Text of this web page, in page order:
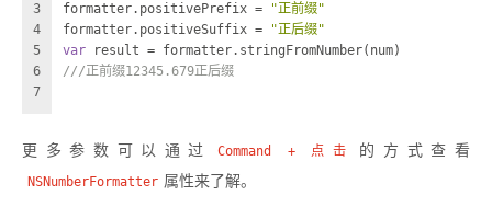
3
4
5
6
7
formatter.positivePrefix =
"正前缀"
formatter.positiveSuffix =
"正后缀"
var result = formatter.stringFromNumber(num)
///正前缀12345.679正后缀
更多参数可以通过 Command + 点击
的方式查看
NSNumberFormatter 属性来了解。